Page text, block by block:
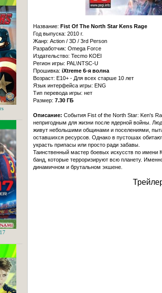
Название: Fist Of The North Star Kens Rage
Год выпуска: 2010 г.
Жанр: Action / 3D / 3rd Person
Разработчик: Omega Force
Издательство: Tecmo KOEI
Регион игры: PAL\NTSC-U
Прошивка: iXtreme 6-я волна
Возраст: E10+ - Для всех старше 10 лет
Язык интерфейса игры: ENG
Тип перевода игры: нет
Размер: 7.30 ГБ
Описание: События Fist of the North Star: Ken's
непригодным для жизни после ядерной войны.
живут небольшими общинами и поселениями,
оставшихся ресурсов. Однако в пустошах
украсть припасы или просто ради забавы.
Таинственный мастер боевых искусств по
банд, которые терроризируют всю планету.
динамичном и брутальном экшене.